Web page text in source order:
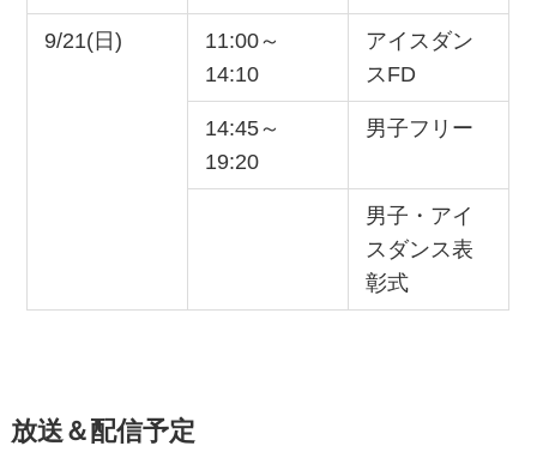
9/21(日)
11:00～
14:10
アイスダン
スFD
14:45～
19:20
男子フリー
男子・アイ
スダンス表
彰式
放送＆配信予定